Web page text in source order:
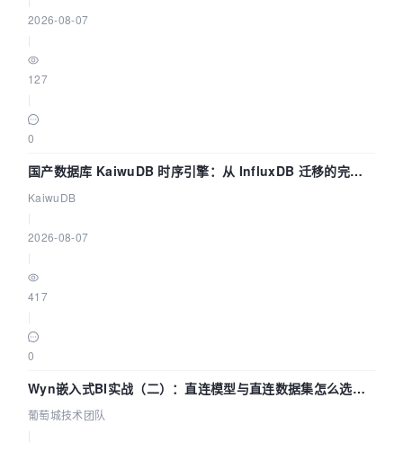
2026-08-07
127
0
国产数据库 KaiwuDB 时序引擎：从 InfluxDB 迁移的完整
技术路径
KaiwuDB
2026-08-07
417
0
Wyn嵌入式BI实战（二）：直连模型与直连数据集怎么选，
参数为什么不生效？| 葡萄城技术团队
葡萄城技术团队